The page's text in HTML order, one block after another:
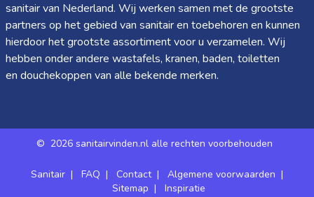
sanitair van Nederland. Wij werken samen met de grootste
partners op het gebied van sanitair en toebehoren en kunnen
hierdoor het grootste assortiment voor u verzamelen. Wij
hebben onder andere wastafels, kranen, baden, toiletten
en douchekoppen van alle bekende merken.
© 2026 sanitairvinden.nl alle rechten voorbehouden
Sanitair | FAQ | Contact| Algemene voorwaarden |
Sitemap | Inspiratie